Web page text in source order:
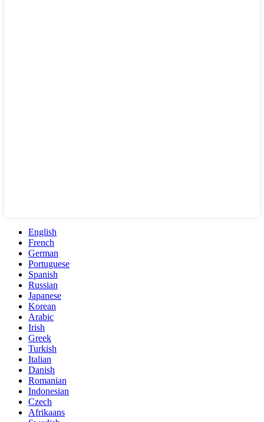
English
French
German
Portuguese
Spanish
Russian
Japanese
Korean
Arabic
Irish
Greek
Turkish
Italian
Danish
Romanian
Indonesian
Czech
Afrikaans